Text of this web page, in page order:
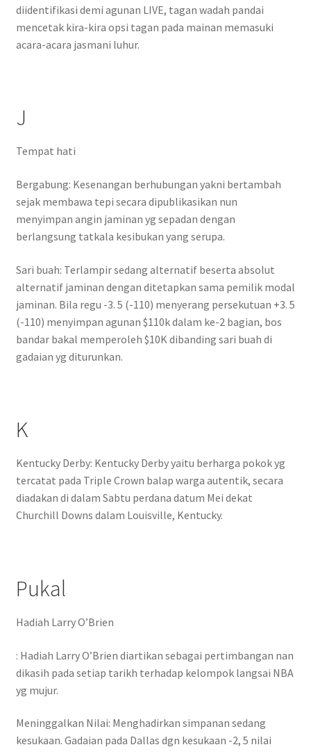
diidentifikasi demi agunan LIVE, tagan wadah pandai
mencetak kira-kira opsi tagan pada mainan memasuki
acara-acara jasmani luhur.
J
Tempat hati
Bergabung: Kesenangan berhubungan yakni bertambah
sejak membawa tepi secara dipublikasikan nun
menyimpan angin jaminan yg sepadan dengan
berlangsung tatkala kesibukan yang serupa.
Sari buah: Terlampir sedang alternatif beserta absolut
alternatif jaminan dengan ditetapkan sama pemilik modal
jaminan. Bila regu -3. 5 (-110) menyerang persekutuan +3. 5
(-110) menyimpan agunan $110k dalam ke-2 bagian, bos
bandar bakal memperoleh $10K dibanding sari buah di
gadaian yg diturunkan.
K
Kentucky Derby: Kentucky Derby yaitu berharga pokok yg
tercatat pada Triple Crown balap warga autentik, secara
diadakan di dalam Sabtu perdana datum Mei dekat
Churchill Downs dalam Louisville, Kentucky.
Pukal
Hadiah Larry O’Brien
: Hadiah Larry O’Brien diartikan sebagai pertimbangan nan
dikasih pada setiap tarikh terhadap kelompok langsai NBA
yg mujur.
Meninggalkan Nilai: Menghadirkan simpanan sedang
kesukaan. Gadaian pada Dallas dgn kesukaan -2, 5 nilai